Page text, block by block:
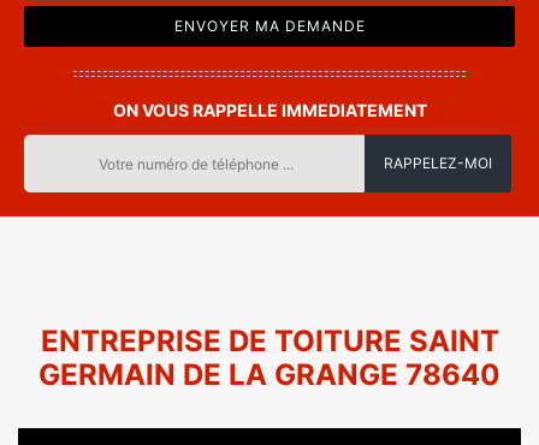
ON VOUS RAPPELLE IMMEDIATEMENT
ENTREPRISE DE TOITURE SAINT
GERMAIN DE LA GRANGE 78640